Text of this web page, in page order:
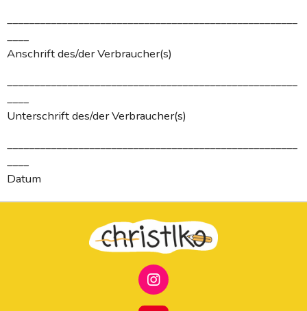
_____________________________________________________
____
Anschrift des/der Verbraucher(s)
_____________________________________________________
____
Unterschrift des/der Verbraucher(s)
_____________________________________________________
____
Datum
I
N